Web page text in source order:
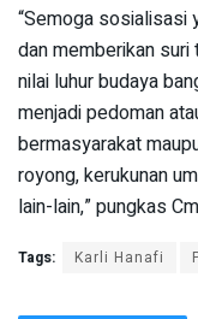
“Semoga sosialisasi
dan memberikan suri
nilai luhur budaya
menjadi pedoman
bermasyarakat
royong, kerukunan
lain-lain,” pungkas
Tags: Karli Hanafi